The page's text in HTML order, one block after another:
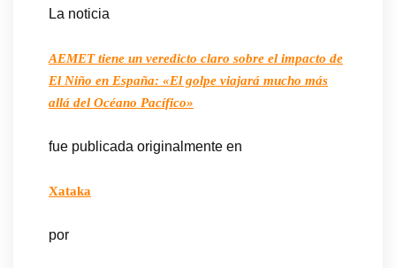
La noticia
AEMET tiene un veredicto claro sobre el impacto de
El Niño en España: «El golpe viajará mucho más
allá del Océano Pacífico»
fue publicada originalmente en
Xataka
por